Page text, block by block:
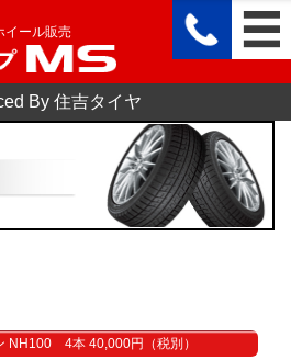
イール販売
By 住吉タイヤ
NH100 4本 40,000円（税別）